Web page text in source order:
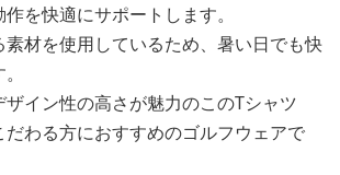
を快適にサポートします。
材を使用しているため、暑い日でも快
イン性の高さが魅力のこのTシャツ
だわる方におすすめのゴルフウェアで